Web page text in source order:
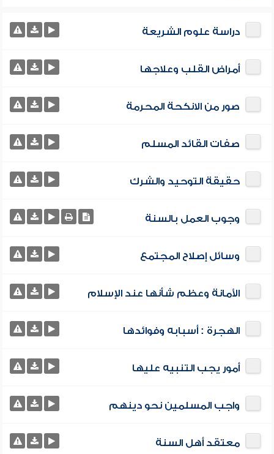
دراسة علوم الشريعة
أمراض القلب وعلاجها
صور من الانكحة المحرمة
صفات القائد المسلم
حقيقة التوحيد والشرك
وجوب العمل بالسنة
وسائل إصلاح المجتمع
الأمانة وعظم شأنها عند الإسلام
الهجرة : أسبابه وفوائدها
أمور يجب التنبيه عليها
واجب المسلمين نحو دينهم
معتقد أهل السنة